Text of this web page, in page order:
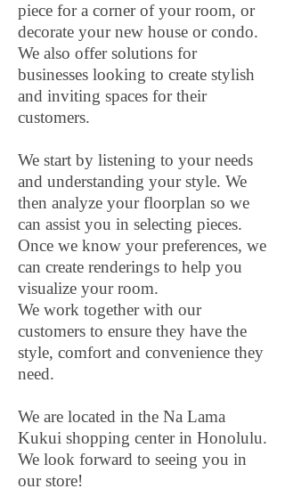
piece for a corner of your room, or
decorate your new house or condo.
We also offer solutions for
businesses looking to create stylish
and inviting spaces for their
customers.
We start by listening to your needs
and understanding your style. We
then analyze your floorplan so we
can assist you in selecting pieces.
Once we know your preferences, we
can create renderings to help you
visualize your room.
We work together with our
customers to ensure they have the
style, comfort and convenience they
need.
We are located in the Na Lama
Kukui shopping center in Honolulu.
We look forward to seeing you in
our store!